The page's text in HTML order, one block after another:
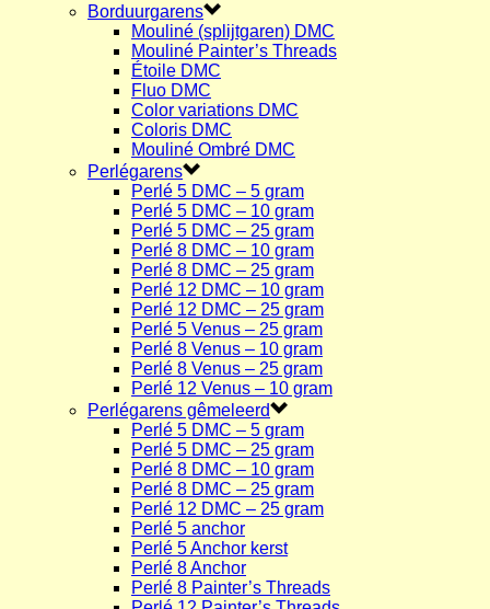
Borduurgarens
Mouliné (splijtgaren) DMC
Mouliné Painter’s Threads
Étoile DMC
Fluo DMC
Color variations DMC
Coloris DMC
Mouliné Ombré DMC
Perlégarens
Perlé 5 DMC – 5 gram
Perlé 5 DMC – 10 gram
Perlé 5 DMC – 25 gram
Perlé 8 DMC – 10 gram
Perlé 8 DMC – 25 gram
Perlé 12 DMC – 10 gram
Perlé 12 DMC – 25 gram
Perlé 5 Venus – 25 gram
Perlé 8 Venus – 10 gram
Perlé 8 Venus – 25 gram
Perlé 12 Venus – 10 gram
Perlégarens gêmeleerd
Perlé 5 DMC – 5 gram
Perlé 5 DMC – 25 gram
Perlé 8 DMC – 10 gram
Perlé 8 DMC – 25 gram
Perlé 12 DMC – 25 gram
Perlé 5 anchor
Perlé 5 Anchor kerst
Perlé 8 Anchor
Perlé 8 Painter’s Threads